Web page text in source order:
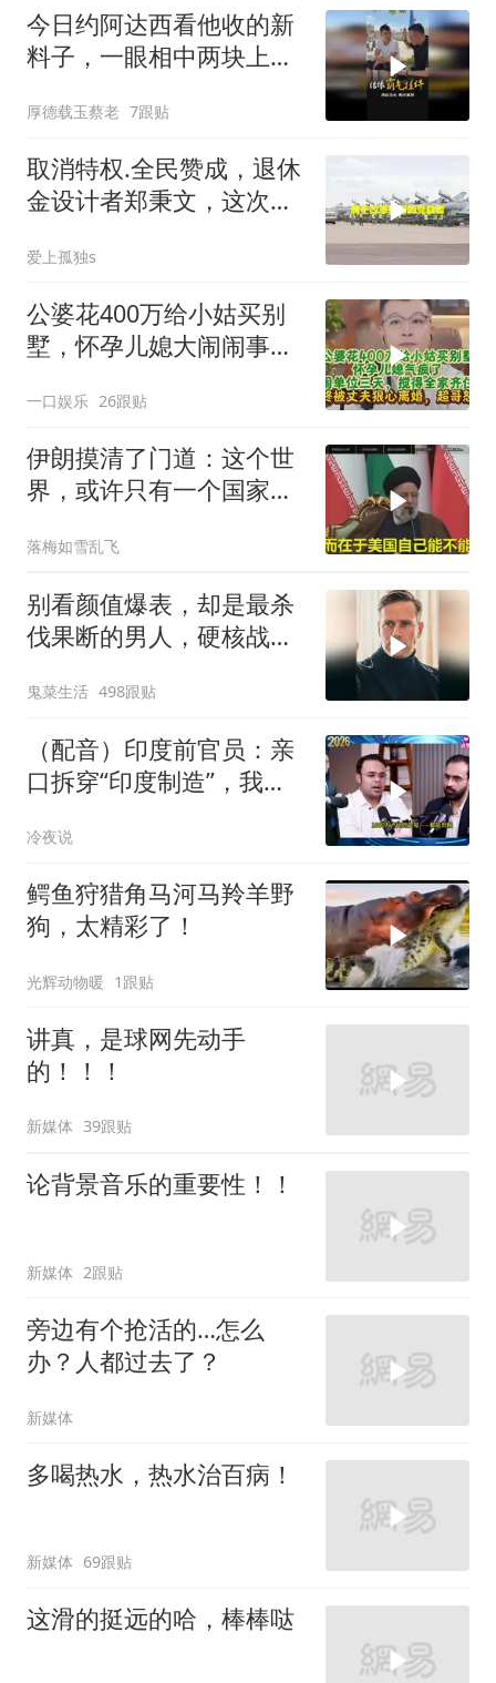
今日约阿达西看他收的新
料子，一眼相中两块上乘
厚德载玉蔡老 7跟贴
取消特权.全民赞成，退休
金设计者郑秉文，这次站
爱上孤独s
公婆花400万给小姑买别
墅，怀孕儿媳大闹闹事，
一口娱乐 26跟贴
伊朗摸清了门道：这个世
界，或许只有一个国家，
落梅如雪乱飞
别看颜值爆表，却是最杀
伐果断的男人，硬核战术
鬼菜生活 498跟贴
（配音）印度前官员：亲
口拆穿“印度制造”，我们
正的工业制造
冷夜说
鳄鱼狩猎角马河马羚羊野
狗，太精彩了！
光辉动物暖 1跟贴
讲真，是球网先动手
的！！！
新媒体 39跟贴
论背景音乐的重要性！！
新媒体 2跟贴
旁边有个抢活的…怎么
办？人都过去了？
新媒体
多喝热水，热水治百病！
新媒体 69跟贴
这滑的挺远的哈，棒棒哒